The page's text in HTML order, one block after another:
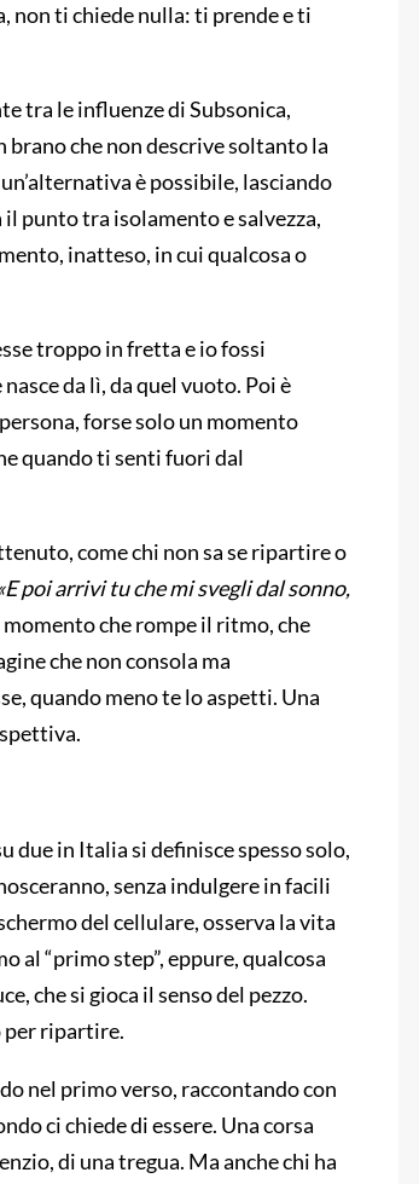
non ti chiede nulla: ti prende e ti
tra le influenze di Subsonica,
che non descrive soltanto la
è possibile, lasciando
punto tra isolamento e salvezza,
inatteso, in cui qualcosa o
troppo in fretta e io fossi
da lì, da quel vuoto. Poi è
forse solo un momento
quando ti senti fuori dal
come chi non sa se ripartire o
poi arrivi tu che mi svegli dal sonno,
che rompe il ritmo, che
che non consola ma
quando meno te lo aspetti. Una
due in Italia si definisce spesso solo,
senza indulgere in facili
del cellulare, osserva la vita
al “primo step”, eppure, qualcosa
che si gioca il senso del pezzo.
per ripartire.
nel primo verso, raccontando con
ci chiede di essere. Una corsa
di una tregua. Ma anche chi ha